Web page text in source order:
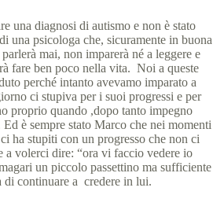
una diagnosi di autismo e non è stato
una psicologa che, sicuramente in buona
mai, non imparerà né a leggere e
fare ben poco nella vita. Noi a queste
perché intanto avevamo imparato a
ci stupiva per i suoi progressi e per
proprio quando ,dopo tanto impegno
è sempre stato Marco che nei momenti
ha stupiti con un progresso che non ci
a volerci dire: “ora vi faccio vedere io
un piccolo passettino ma sufficiente
di continuare a credere in lui.